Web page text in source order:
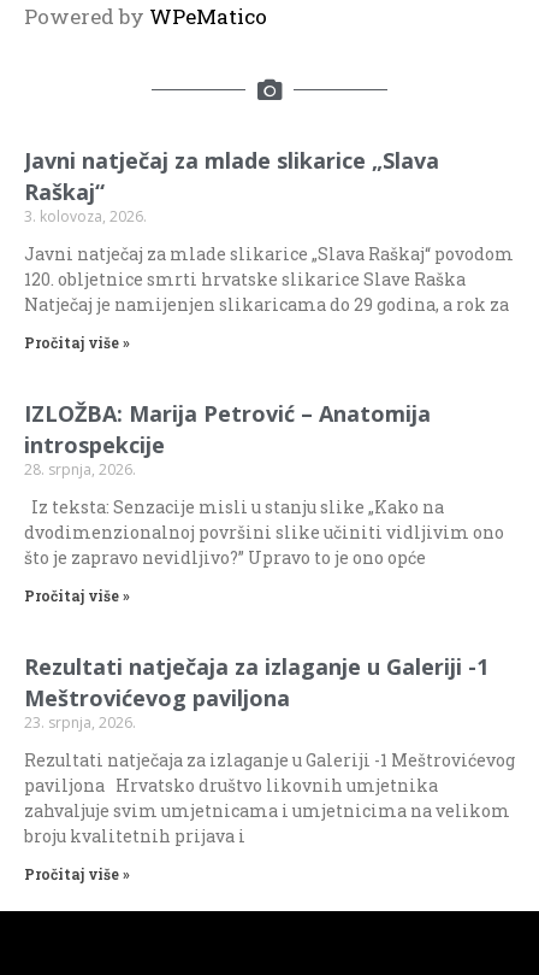
Powered by WPeMatico
Javni natječaj za mlade slikarice „Slava
Raškaj“
3. kolovoza, 2026.
Javni natječaj za mlade slikarice „Slava Raškaj“ povodom
120. obljetnice smrti hrvatske slikarice Slave Raška
Natječaj je namijenjen slikaricama do 29 godina, a rok za
Pročitaj više »
IZLOŽBA: Marija Petrović – Anatomija
introspekcije
28. srpnja, 2026.
Iz teksta: Senzacije misli u stanju slike „Kako na
dvodimenzionalnoj površini slike učiniti vidljivim ono
što je zapravo nevidljivo?” Upravo to je ono opće
Pročitaj više »
Rezultati natječaja za izlaganje u Galeriji -1
Meštrovićevog paviljona
23. srpnja, 2026.
Rezultati natječaja za izlaganje u Galeriji -1 Meštrovićevog
paviljona Hrvatsko društvo likovnih umjetnika
zahvaljuje svim umjetnicama i umjetnicima na velikom
broju kvalitetnih prijava i
Pročitaj više »